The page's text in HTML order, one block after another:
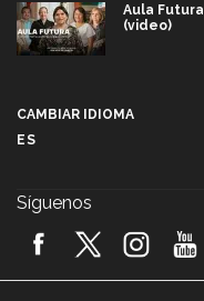
Aula
(video)
2026!
CAMBIAR IDIOMA
ES
Síguenos